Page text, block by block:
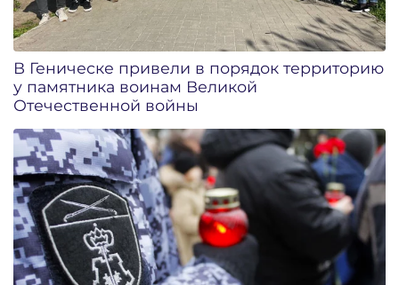
В Геническе привели в порядок территорию
у памятника воинам Великой
Отечественной войны